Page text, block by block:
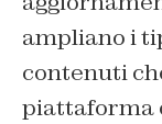
ampliano i
contenuti
piattaforma